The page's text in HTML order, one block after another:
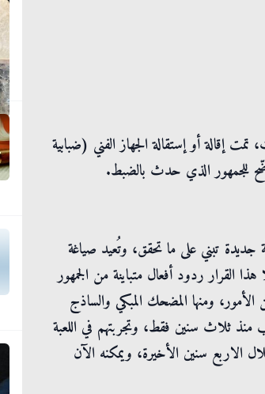
إقالة أو إستقالة الجهاز الفني (ضبابية
للجمهور الذي حدث بالضبط.
تبني على ما تحقق، وتُعيد صياغة
القرار ردود أفعال متباينة من الجمهور
ومنها المضحك المبكي والساذج
منذ ثلاث سنين فقط، وتجربتهم في اللعبة
الاربع سنين الأخيرة، ويمكنه الآن